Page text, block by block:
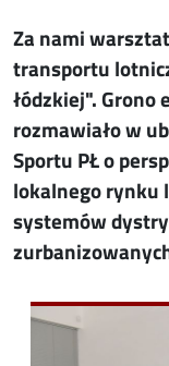
Za nami
transportu
łódzkiej".
rozmawiało w
Sportu PŁ o
lokalnego rynku
systemów
Image